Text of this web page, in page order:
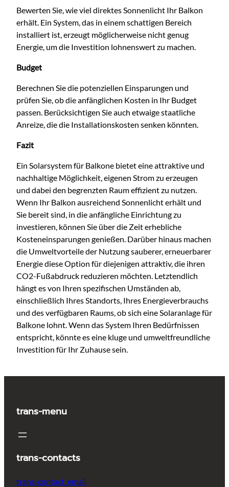
Bewerten Sie, wie viel direktes Sonnenlicht Ihr Balkon
erhält. Ein System, das in einem schattigen Bereich
installiert ist, erzeugt möglicherweise nicht genug
Energie, um die Investition lohnenswert zu machen.
Budget
Berechnen Sie die potenziellen Einsparungen und
prüfen Sie, ob die anfänglichen Kosten in Ihr Budget
passen. Berücksichtigen Sie auch etwaige staatliche
Anreize, die die Installationskosten senken könnten.
Fazit
Ein Solarsystem für Balkone bietet eine attraktive und
nachhaltige Möglichkeit, eigenen Strom zu erzeugen
und dabei den begrenzten Raum effizient zu nutzen.
Wenn Ihr Balkon ausreichend Sonnenlicht erhält und
Sie bereit sind, in die anfängliche Einrichtung zu
investieren, können Sie über die Zeit erhebliche
Kosteneinsparungen genießen. Darüber hinaus machen
die Umweltvorteile der Nutzung sauberer, erneuerbarer
Energie diese Option für diejenigen attraktiv, die ihren
CO2-Fußabdruck reduzieren möchten. Letztendlich
hängt es von Ihren spezifischen Umständen ab,
einschließlich Ihres Standorts, Ihres Energieverbrauchs
und des verfügbaren Raums, ob sich eine Solaranlage für
Balkone lohnt. Wenn das System Ihren Bedürfnissen
entspricht, könnte es eine kluge und umweltfreundliche
Investition für Ihr Zuhause sein.
trans-menu
trans-contacts
trans-contact_email